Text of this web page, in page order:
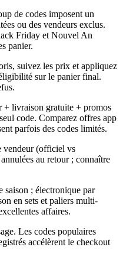
de codes imposent un
ou des vendeurs exclus.
Friday et Nouvel An
panier.
suivez les prix et appliquez
sur le panier final.
+ livraison gratuite + promos
code. Comparez offres app
parfois des codes limités.
vendeur (officiel vs
au retour ; connaître
saison ; électronique par
en sets et paliers multi-
affaires.
Les codes populaires
accélèrent le checkout